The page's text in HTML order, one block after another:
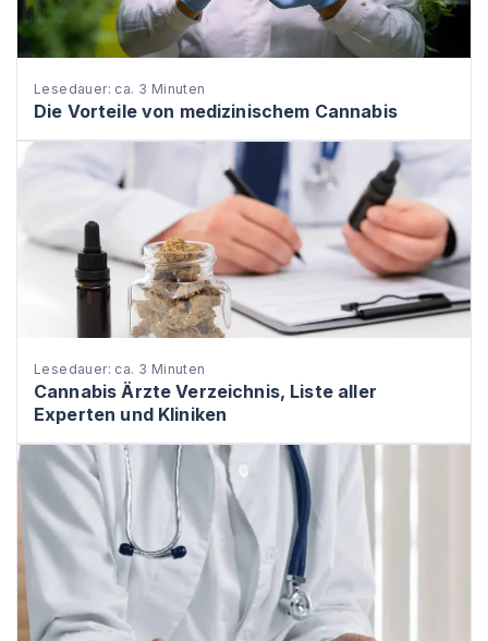
Lesedauer: ca. 3 Minuten
Die Vorteile von medizinischem Cannabis
Lesedauer: ca. 3 Minuten
Cannabis Ärzte Verzeichnis, Liste aller
Experten und Kliniken